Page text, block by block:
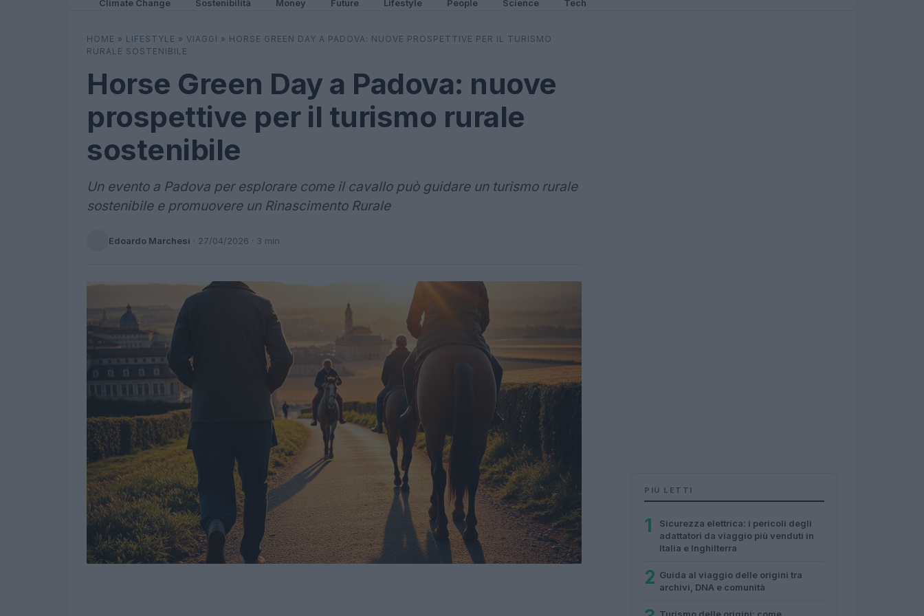
Climate Change Sostenibilità Money Future Lifestyle People Science Tech
HOME » LIFESTYLE » VIAGGI » HORSE GREEN DAY A PADOVA: NUOVE PROSPETTIVE PER IL TURISMO
RURALE SOSTENIBILE
Horse Green Day a Padova: nuove
prospettive per il turismo rurale
sostenibile
Un evento a Padova per esplorare come il cavallo può guidare un turismo rurale
sostenibile e promuovere un Rinascimento Rurale
Edoardo Marchesi · 27/04/2026 · 3 min
PIÙ LETTI
1
Sicurezza elettrica: i pericoli degli
adattatori da viaggio più venduti in
Italia e Inghilterra
2 Guida al viaggio delle origini tra
archivi, DNA e comunità